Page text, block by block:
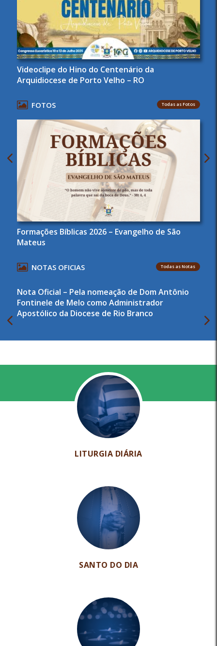
Videoclipe do Hino do Centenário da
Arquidiocese de Porto Velho – RO
FOTOS Todas as Fotos
Formações Bíblicas 2026 – Evangelho de São
Mateus
NOTAS OFICIAS Todas as Notas
Nota Oficial – Pela nomeação de Dom Antônio
Fontinele de Melo como Administrador
Apostólico da Diocese de Rio Branco
LITURGIA DIÁRIA
SANTO DO DIA